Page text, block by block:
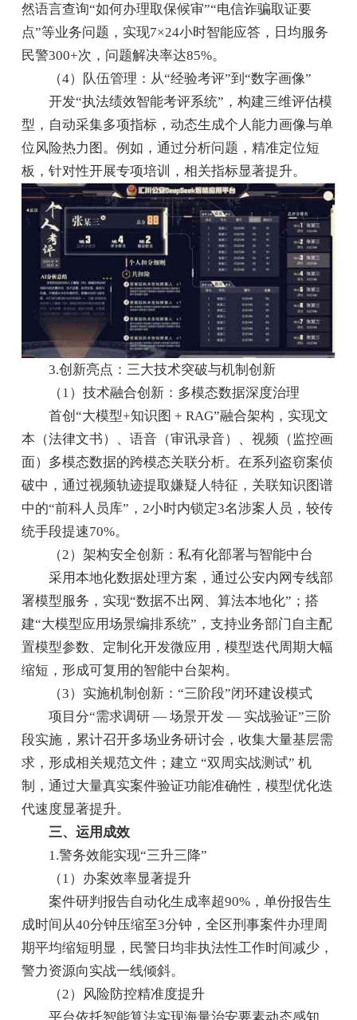
然语言查询“如何办理取保候审”“电信诈骗取证要
点”等业务问题，实现7×24小时智能应答，日均服务
民警300+次，问题解决率达85%。
（4）队伍管理：从“经验考评”到“数字画像”
开发“执法绩效智能考评系统”，构建三维评估模
型，自动采集多项指标，动态生成个人能力画像与单
位风险热力图。例如，通过分析问题，精准定位短
板，针对性开展专项培训，相关指标显著提升。
3.创新亮点：三大技术突破与机制创新
（1）技术融合创新：多模态数据深度治理
首创“大模型+知识图 + RAG”融合架构，实现文
本（法律文书）、语音（审讯录音）、视频（监控画
面）多模态数据的跨模态关联分析。在系列盗窃案侦
破中，通过视频轨迹提取嫌疑人特征，关联知识图谱
中的“前科人员库”，2小时内锁定3名涉案人员，较传
统手段提速70%。
（2）架构安全创新：私有化部署与智能中台
采用本地化数据处理方案，通过公安内网专线部
署模型服务，实现“数据不出网、算法本地化”；搭
建“大模型应用场景编排系统”，支持业务部门自主配
置模型参数、定制化开发微应用，模型迭代周期大幅
缩短，形成可复用的智能中台架构。
（3）实施机制创新：“三阶段”闭环建设模式
项目分“需求调研 — 场景开发 — 实战验证”三阶
段实施，累计召开多场业务研讨会，收集大量基层需
求，形成相关规范文件；建立 “双周实战测试” 机
制，通过大量真实案件验证功能准确性，模型优化迭
代速度显著提升。
三、运用成效
1.警务效能实现“三升三降”
（1）办案效率显著提升
案件研判报告自动化生成率超90%，单份报告生
成时间从40分钟压缩至3分钟，全区刑事案件办理周
期平均缩短明显，民警日均非执法性工作时间减少，
警力资源向实战一线倾斜。
（2）风险防控精准度提升
平台依托智能算法实现海量治安要素动态感知，